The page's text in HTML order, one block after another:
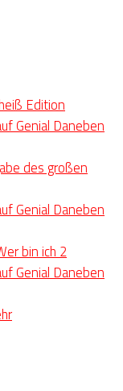
Edition
Genial Daneben
des großen
Genial Daneben
bin ich 2
Genial Daneben